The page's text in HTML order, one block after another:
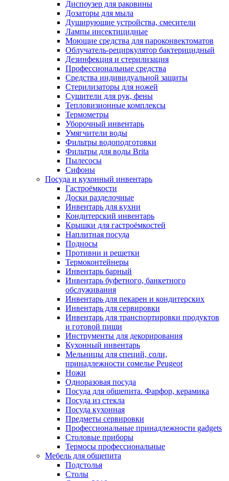
Диспоузер для раковины
Дозаторы для мыла
Душирующие устройства, смесители
Лампы инсектицидные
Моющие средства для пароконвектоматов
Облучатель-рециркулятор бактерицидный
Дезинфекция и стерилизация
Профессиональные средства
Средства индивидуальной защиты
Стерилизаторы для ножей
Сушители для рук, фены
Тепловизионные комплексы
Термометры
Уборочный инвентарь
Умягчители воды
Фильтры водоподготовки
Фильтры для воды Brita
Пылесосы
Сифоны
Посуда и кухонный инвентарь
Гастроёмкости
Доски разделочные
Инвентарь для кухни
Кондитерский инвентарь
Крышки для гастроёмкостей
Наплитная посуда
Подносы
Противни и решетки
Термоконтейнеры
Инвентарь барный
Инвентарь буфетного, банкетного
обслуживания
Инвентарь для пекарен и кондитерских
Инвентарь для сервировки
Инвентарь для транспортировки продуктов
и готовой пищи
Инструменты для декорирования
Кухонный инвентарь
Мельницы для специй, соли,
принадлежности сомелье Peugeot
Ножи
Одноразовая посуда
Посуда для общепита. Фарфор, керамика
Посуда из стекла
Посуда кухонная
Предметы сервировки
Профессиональные принадлежности gadgets
Столовые приборы
Термосы профессиональные
Мебель для общепита
Подстолья
Столы